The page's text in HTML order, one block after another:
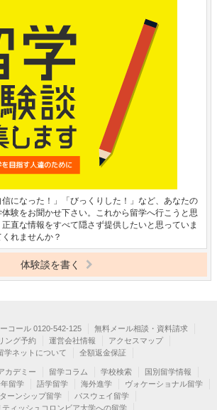
信になった！」「びっくりした！」など、あなたの
験をお聞かせ下さい。これから留学へ行こうと思
直な情報をすべて隠さず提供したいと思っていま
れませんか？
体験談を書く
コール 0120-542-125
無料メール相談・資料請求
ング予約
運営会社情報
アクセスマップ
学ネットについて
全額返金保証
カデミー 留学コラム 学校検索
国別留学情報
留学 語学留学 海外進学
ヴォケーショナル留学
ーンシップ留学
パスウェイ留学
ティッシュコロンビア大学への留学